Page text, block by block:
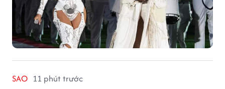
SAO 11 phút trước